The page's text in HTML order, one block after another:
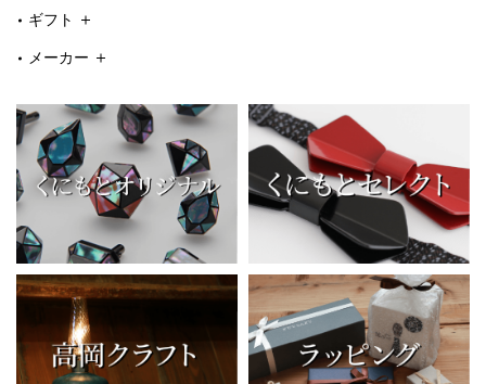
ギフト
メーカー